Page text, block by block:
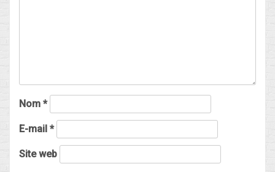
Nom *
E-mail *
Site web